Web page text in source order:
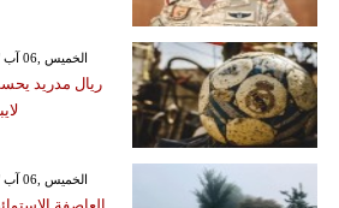
GMT 17:19 2026 الخميس ,06 آب / أغسطس
ريال مدريد
GMT 15:51 2026 الخميس ,06 آب / أغسطس